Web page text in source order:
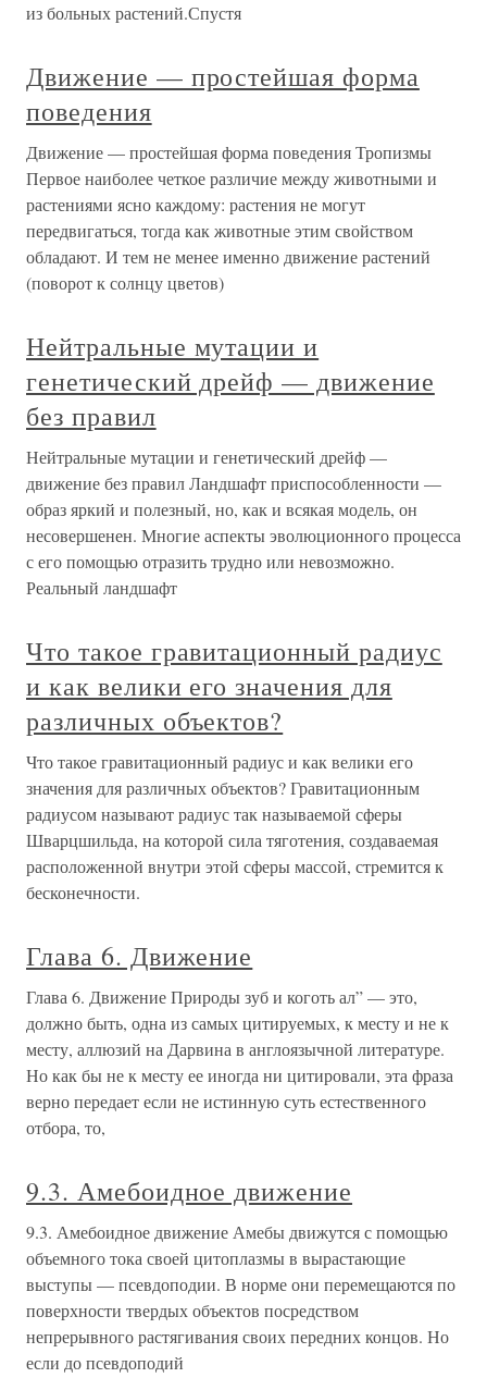
из больных растений.Спустя
Движение — простейшая форма
поведения
Движение — простейшая форма поведения Тропизмы
Первое наиболее четкое различие между животными и
растениями ясно каждому: растения не могут
передвигаться, тогда как животные этим свойством
обладают. И тем не менее именно движение растений
(поворот к солнцу цветов)
Нейтральные мутации и
генетический дрейф — движение
без правил
Нейтральные мутации и генетический дрейф —
движение без правил Ландшафт приспособленности —
образ яркий и полезный, но, как и всякая модель, он
несовершенен. Многие аспекты эволюционного процесса
с его помощью отразить трудно или невозможно.
Реальный ландшафт
Что такое гравитационный радиус
и как велики его значения для
различных объектов?
Что такое гравитационный радиус и как велики его
значения для различных объектов? Гравитационным
радиусом называют радиус так называемой сферы
Шварцшильда, на которой сила тяготения, создаваемая
расположенной внутри этой сферы массой, стремится к
бесконечности.
Глава 6. Движение
Глава 6. Движение Природы зуб и коготь ал” — это,
должно быть, одна из самых цитируемых, к месту и не к
месту, аллюзий на Дарвина в англоязычной литературе.
Но как бы не к месту ее иногда ни цитировали, эта фраза
верно передает если не истинную суть естественного
отбора, то,
9.3. Амебоидное движение
9.3. Амебоидное движение Амебы движутся с помощью
объемного тока своей цитоплазмы в вырастающие
выступы — псевдоподии. В норме они перемещаются по
поверхности твердых объектов посредством
непрерывного растягивания своих передних концов. Но
если до псевдоподий